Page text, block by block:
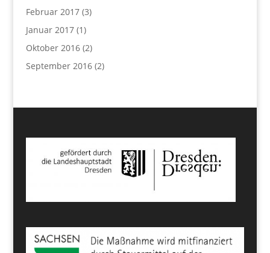
Februar 2017(3)
Januar 2017(1)
Oktober 2016(2)
September 2016(2)